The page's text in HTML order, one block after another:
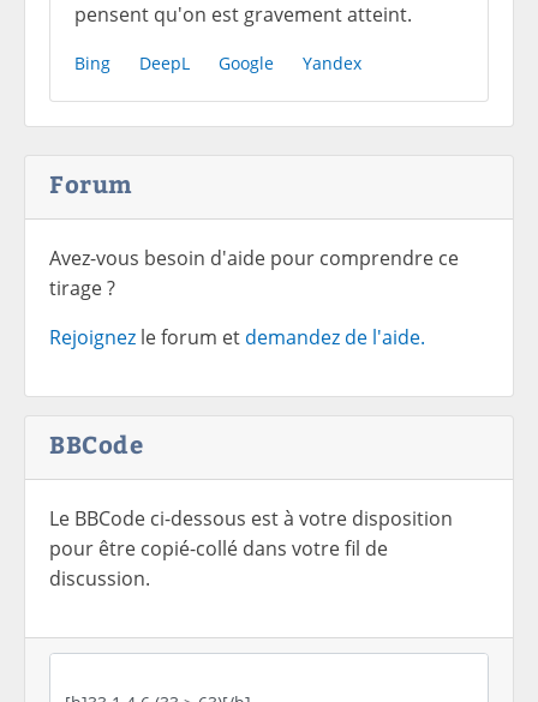
pensent qu'on est gravement atteint.
Bing DeepL Google Yandex
Forum
Avez-vous besoin d'aide pour comprendre ce
tirage ?
Rejoignez le forum et demandez de l'aide.
BBCode
Le BBCode ci-dessous est à votre disposition
pour être copié-collé dans votre fil de
discussion.